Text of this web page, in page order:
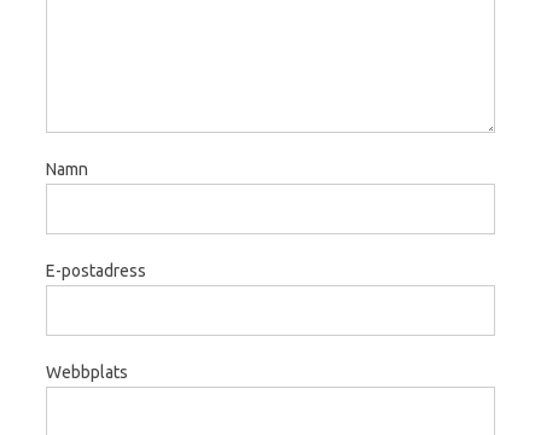
Namn
E-postadress
Webbplats